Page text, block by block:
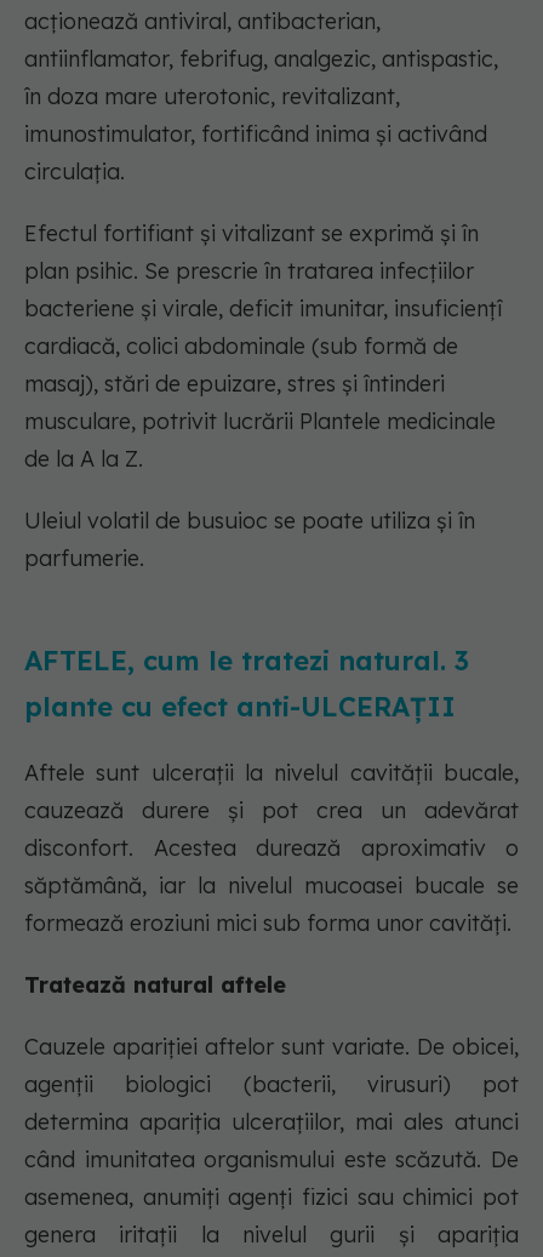
acționează antiviral, antibacterian,
antiinflamator, febrifug, analgezic, antispastic,
în doza mare uterotonic, revitalizant,
imunostimulator, fortificând inima și activând
circulația.
Efectul fortifiant și vitalizant se exprimă și în
plan psihic. Se prescrie în tratarea infecțiilor
bacteriene și virale, deficit imunitar, insuficiențî
cardiacă, colici abdominale (sub formă de
masaj), stări de epuizare, stres și întinderi
musculare, potrivit lucrării Plantele medicinale
de la A la Z.
Uleiul volatil de busuioc se poate utiliza și în
parfumerie.
AFTELE, cum le tratezi natural. 3
plante cu efect anti-ULCERAȚII
Aftele sunt ulcerații la nivelul cavității bucale,
cauzează durere și pot crea un adevărat
disconfort. Acestea durează aproximativ o
săptămână, iar la nivelul mucoasei bucale se
formează eroziuni mici sub forma unor cavități.
Tratează natural aftele
Cauzele apariției aftelor sunt variate. De obicei,
agenții biologici (bacterii, virusuri) pot
determina apariția ulcerațiilor, mai ales atunci
când imunitatea organismului este scăzută. De
asemenea, anumiți agenți fizici sau chimici pot
genera iritații la nivelul gurii și apariția